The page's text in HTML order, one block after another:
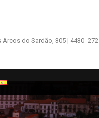
do Sardão, 305 | 4430-